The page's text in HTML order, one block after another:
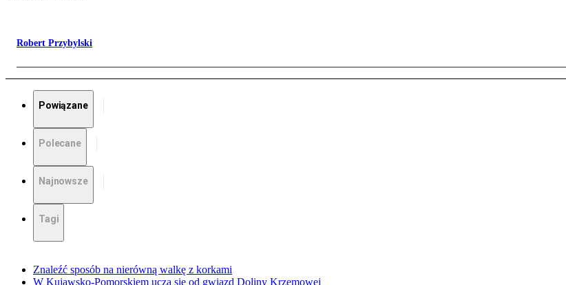
Robert Przybylski
Powiązane
Polecane
Najnowsze
Tagi
Znaleźć sposób na nierówną walkę z korkami
W Kujawsko-Pomorskiem uczą się od gwiazd Doliny Krzemowej